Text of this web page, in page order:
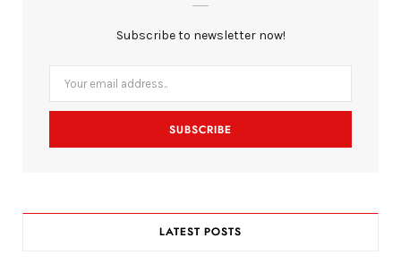
k
a
Subscribe to newsletter now!
LATEST POSTS